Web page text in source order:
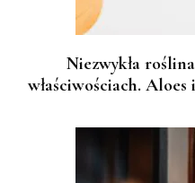
Niezwykła
właściwościach.